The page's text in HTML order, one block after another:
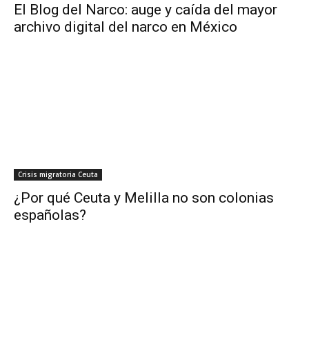
El Blog del Narco: auge y caída del mayor
archivo digital del narco en México
Crisis migratoria Ceuta
¿Por qué Ceuta y Melilla no son colonias
españolas?